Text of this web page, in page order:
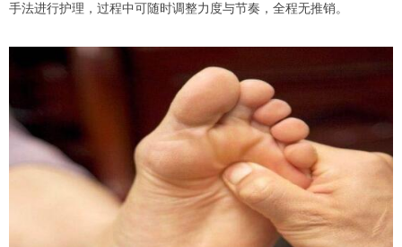
手法进行护理，过程中可随时调整力度与节奏，全程无推销。